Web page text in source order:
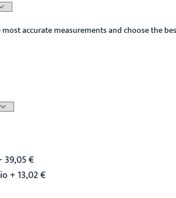
accurate measurements and choose the
39,05 €
+ 13,02 €